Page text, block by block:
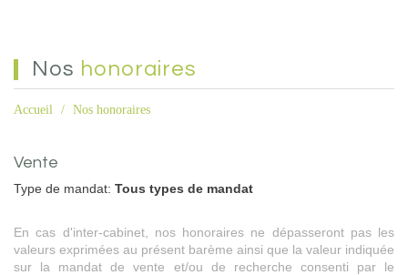
nos honoraires
Accueil Nos honoraires
Vente
Type de mandat: Tous types de mandat
En cas d'inter-cabinet, nos honoraires ne dépasseront pas les
valeurs exprimées au présent barème ainsi que la valeur indiquée
sur la mandat de vente et/ou de recherche consenti par le